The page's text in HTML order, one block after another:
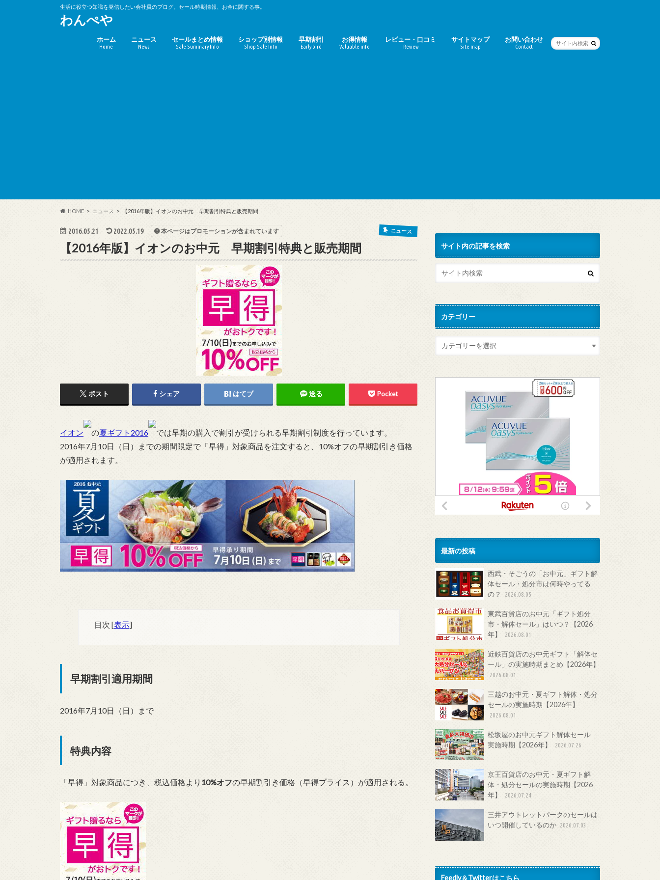
生活に役立つ知識を発信したい会社員のブログ。セール時期情報、お金に関する事。
わんぺや
ホーム
Home
ニュース
News
セールまとめ情報
Sale Summary Info
ショップ別情報
Shop Sale Info
早期割引
Early bird
お得情報
Valuable info
レビュー・口コミ
Review
サイトマップ
Site map
お問い合わせ
Contact
HOME ニュース 【2016年版】イオンのお中元 早期割引特典と販売期間
2016.05.21 2022.05.19 ニュース
本ページはプロモーションが含まれています
【2016年版】イオンのお中元 早期割引特典と販売期間
ポスト シェア はてブ 送る Pocket
イオン の夏ギフト2016
では早期の購入で割引が受けられる早期割引制度を行っています。
2016年7月10日（日）までの期間限定で「早得」対象商品を注文すると、10%オフの早期割引き価格
が適用されます。
目次 [表示]
早期割引適用期間
2016年7月10日（日）まで
特典内容
「早得」対象商品につき、税込価格より 10%オフの早期割引き価格（早得プライス）が適用される。
サイト内の記事を検索
カテゴリー
最新の投稿
西武・そごうの「お中元」ギフト解
体セール・処分市は何時やってる
の？
2026.08.05
東武百貨店のお中元「ギフト処分
市・解体セール」はいつ？【2026
年】
2026.08.01
近鉄百貨店のお中元ギフト「解体セ
ール」の実施時期まとめ【2026年】
2026.08.01
三越のお中元・夏ギフト解体・処分
セールの実施時期【2026年】
2026.08.01
松坂屋のお中元ギフト解体セール
実施時期【2026年】
2026.07.26
京王百貨店のお中元・夏ギフト解
体・処分セールの実施時期【2026
年】
2026.07.24
三井アウトレットパークのセールは
いつ開催しているのか 2026.07.03
Feedly＆Twitterはこちら